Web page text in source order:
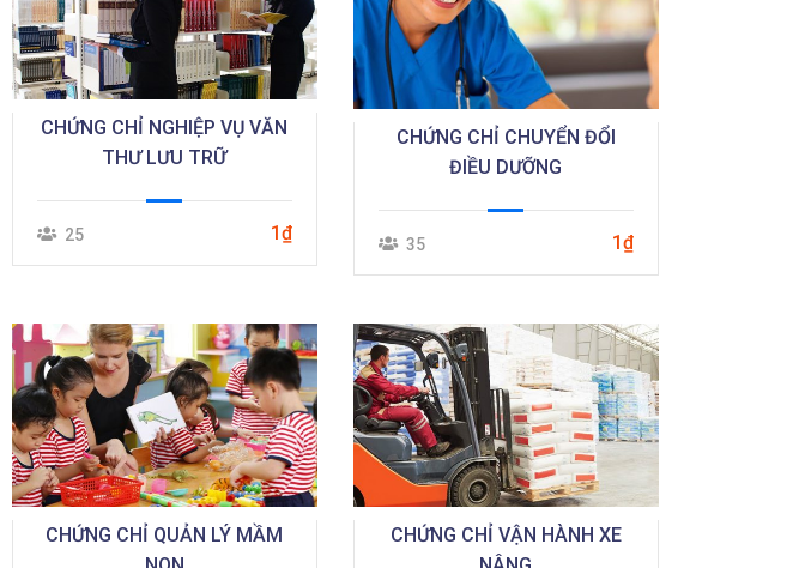
CHỨNG CHỈ NGHIỆP VỤ VĂN
THƯ LƯU TRỮ
25 1₫
CHỨNG CHỈ CHUYỂN ĐỔI
ĐIỀU DƯỠNG
35 1₫
CHỨNG CHỈ QUẢN LÝ MẦM
CHỨNG CHỈ VẬN HÀNH XE